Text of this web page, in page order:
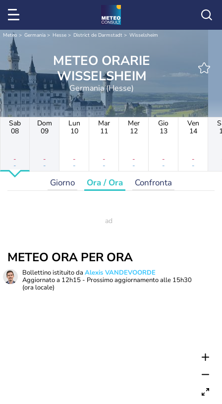
Meteo Germania Hesse District de Darmstadt Wisselsheim
METEO ORARIE
WISSELSHEIM
Germania (Hesse)
Sab
08
-
-
Dom
09
-
-
Lun
10
-
-
Mar
11
-
-
Mer
12
-
-
Gio
13
-
-
Ven
14
-
-
Giorno Ora / Ora Confronta
METEO ORA PER ORA
Bollettino istituito da Alexis VANDEVOORDE
Aggiornato a 12h15 - Prossimo aggiornamento alle 15h30
(ora locale)